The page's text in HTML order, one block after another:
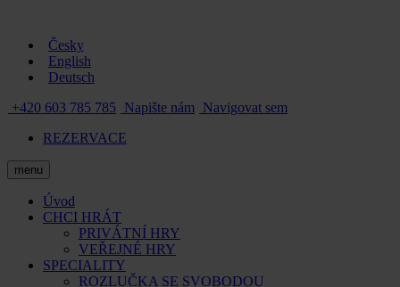
Česky
English
Deutsch
+420 603 785 785
Napište nám
Navigovat sem
REZERVACE
menu
Úvod
CHCI HRÁT
PRIVÁTNÍ HRY
VEŘEJNÉ HRY
SPECIALITY
ROZLUČKA SE SVOBODOU